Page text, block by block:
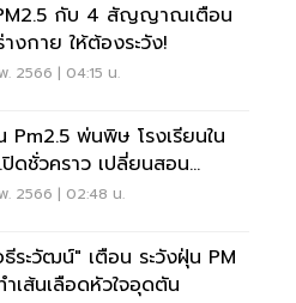
กับ 4 สัญญาณเตือน
งกาย ให้ต้องระวัง!
. 2566 | 04:15 น.
Pm2.5 พ่นพิษ โรงเรียนใน
ดชั่วคราว เปลี่ยนสอน
ลน์
. 2566 | 02:48 น.
ระวัฒน์" เตือน ระวังฝุ่น PM
ำเส้นเลือดหัวใจอุดตัน